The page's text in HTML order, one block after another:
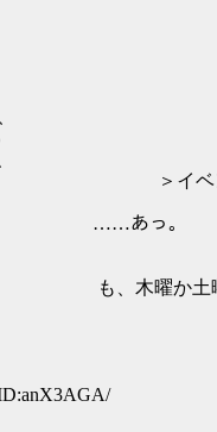
） ＞イベ
あっ。
か土曜のどっ
ID:anX3AGA/